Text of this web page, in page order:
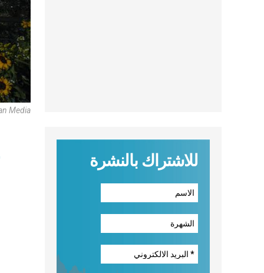
Media
للاشتراك بالنشرة